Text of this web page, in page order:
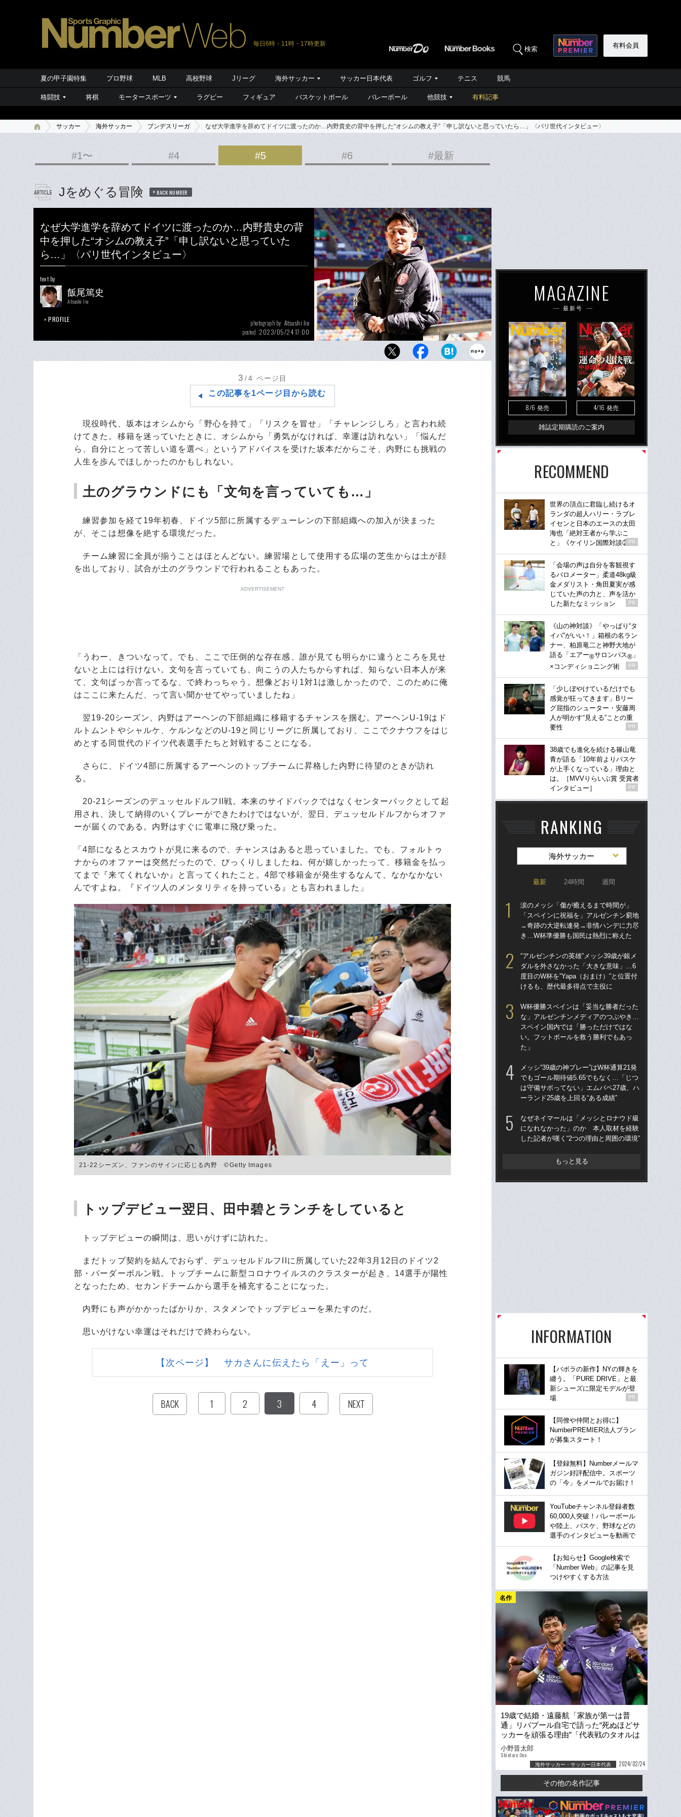
毎日6時・11時・17時更新
検索 有料会員
夏の甲子園特集 プロ野球 MLB 高校野球 Jリーグ 海外サッカー サッカー日本代表 ゴルフ テニス 競馬
格闘技 将棋 モータースポーツ ラグビー フィギュア バスケットボール バレーボール 他競技 有料記事
サッカー 海外サッカー ブンデスリーガ なぜ大学進学を辞めてドイツに渡ったのか…内野貴史の背中を押した“オシムの教え子”「申し訳ないと思っていたら…」〈パリ世代インタビュー〉
#1〜 #4 #5 #6 #最新
Jをめぐる冒険 BACK NUMBER
なぜ大学進学を辞めてドイツに渡ったのか…内野貴史の背
中を押した“オシムの教え子”「申し訳ないと思っていた
ら…」〈パリ世代インタビュー〉
text by
飯尾篤史
Atsushi Iio
PROFILE photograph by Atsushi Iio
posted 2023/05/24 17:00
インタビューに応じてくれたデュッセルドルフの内野貴史
3 /4 ページ目
この記事を1ページ目から読む
現役時代、坂本はオシムから「野心を持て」「リスクを冒せ」「チャレンジしろ」と言われ続
けてきた。移籍を迷っていたときに、オシムから「勇気がなければ、幸運は訪れない」「悩んだ
ら、自分にとって苦しい道を選べ」というアドバイスを受けた坂本だからこそ、内野にも挑戦の
人生を歩んでほしかったのかもしれない。
土のグラウンドにも「文句を言っていても…」
練習参加を経て19年初春、ドイツ5部に所属するデューレンの下部組織への加入が決まった
が、そこは想像を絶する環境だった。
チーム練習に全員が揃うことはほとんどない。練習場として使用する広場の芝生からは土が顔
を出しており、試合が土のグラウンドで行われることもあった。
ADVERTISEMENT
「うわー、きついなって。でも、ここで圧倒的な存在感、誰が見ても明らかに違うところを見せ
ないと上には行けない。文句を言っていても、向こうの人たちからすれば、知らない日本人が来
て、文句ばっか言ってるな、で終わっちゃう。想像どおり1対1は激しかったので、このために俺
はここに来たんだ、って言い聞かせてやっていましたね」
翌19-20シーズン、内野はアーヘンの下部組織に移籍するチャンスを掴む。アーヘンU-19はド
ルトムントやシャルケ、ケルンなどのU-19と同じリーグに所属しており、ここでクナウフをはじ
めとする同世代のドイツ代表選手たちと対戦することになる。
さらに、ドイツ4部に所属するアーヘンのトップチームに昇格した内野に待望のときが訪れ
る。
20-21シーズンのデュッセルドルフII戦。本来のサイドバックではなくセンターバックとして起
用され、決して納得のいくプレーができたわけではないが、翌日、デュッセルドルフからオファ
ーが届くのである。内野はすぐに電車に飛び乗った。
「4部になるとスカウトが見に来るので、チャンスはあると思っていました。でも、フォルトゥ
ナからのオファーは突然だったので、びっくりしましたね。何が嬉しかったって、移籍金を払っ
てまで『来てくれないか』と言ってくれたこと。4部で移籍金が発生するなんて、なかなかない
んですよね。『ドイツ人のメンタリティを持っている』とも言われました」
21-22シーズン、ファンのサインに応じる内野 ©Getty Images
トップデビュー翌日、田中碧とランチをしていると
トップデビューの瞬間は、思いがけずに訪れた。
まだトップ契約を結んでおらず、デュッセルドルフIIに所属していた22年3月12日のドイツ2
部・パーダーボルン戦。トップチームに新型コロナウイルスのクラスターが起き、14選手が陽性
となったため、セカンドチームから選手を補充することになった。
内野にも声がかかったばかりか、スタメンでトップデビューを果たすのだ。
思いがけない幸運はそれだけで終わらない。
【次ページ】 サカさんに伝えたら「えー」って
BACK 1 2 3 4 NEXT
MAGAZINE
最新号
8/6 発売 4/16 発売
雑誌定期購読のご案内
RECOMMEND
世界の頂点に君臨し続けるオ
ランダの超人ハリー・ラブレ
イセンと日本のエースの太田
海也「絶対王者から学ぶこ
と」《ケイリン国際対談②》
PR
「会場の声は自分を客観視す
るバロメーター」柔道48kg級
金メダリスト・角田夏実が感
じていた声の力と、声を活か
した新たなミッション
PR
《山の神対談》「やっぱり“タ
イパ”がいい！」箱根の名ラン
ナー、柏原竜二と神野大地が
語る「エアー®サロンパス® 」
×コンディショニング術
PR
「少しぼやけているだけでも
感覚が狂ってきます」Bリー
グ屈指のシューター・安藤周
人が明かす“見える”ことの重
要性
PR
38歳でも進化を続ける篠山竜
青が語る「10年前よりバスケ
が上手くなっている」理由と
は。［MVVりらいぶ賞 受賞者
インタビュー］
PR
RANKING
海外サッカー
最新 24時間 週間
涙のメッシ「傷が癒えるまで時間が」
「スペインに祝福を」アルゼンチン窮地
→奇跡の大逆転連発→非情ハンデに力尽
き…W杯準優勝も国民は熱烈に称えた
“アルゼンチンの英雄”メッシ39歳が銀メ
ダルを外さなかった「大きな意味」…6
度目のW杯を”Yapa（おまけ）”と位置付
けるも、歴代最多得点で主役に
W杯優勝スペインは「妥当な勝者だった
な」アルゼンチンメディアのつぶやき…
スペイン国内では「勝っただけではな
い。フットボールを救う勝利でもあっ
た」
メッシ“39歳の神プレー”はW杯通算21発
でもゴール期待値5.65でもなく…「じつ
は守備サボってない」エムバペ27歳、ハ
ーランド25歳を上回る“ある成績”
なぜネイマールは「メッシとロナウド級
になれなかった」のか 本人取材を経験
した記者が嘆く“2つの理由と周囲の環境”
もっと見る
INFORMATION
【バボラの新作】NYの輝きを
纏う。「PURE DRIVE」と最
新シューズに限定モデルが登
場
PR
【同僚や仲間とお得に】
NumberPREMIER法人プラン
が募集スタート！
【登録無料】Numberメールマ
ガジン好評配信中。スポーツ
の「今」をメールでお届け！
YouTubeチャンネル登録者数
60,000人突破！バレーボール
や陸上、バスケ、野球などの
選手のインタビューを動画で
【お知らせ】Google検索で
「Number Web」の記事を見
つけやすくする方法
名作
19歳で結婚・遠藤航「家族が第一は普
通」リバプール自宅で語った“死ぬほどサ
ッカーを頑張る理由”「代表戦のタオルは
タケや薫が多いけど…」
小野晋太郎
Shintaro Ono
海外サッカー・サッカー日本代表 2024/02/24
その他の名作記事